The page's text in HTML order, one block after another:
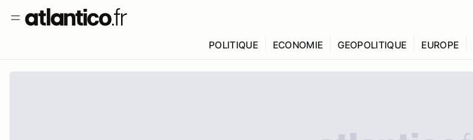
POLITIQUE ECONOMIE GEOPOLITIQUE EUROPE